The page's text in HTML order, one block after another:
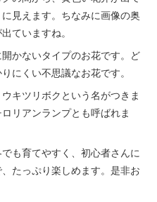
見えます。ちなみに画像の奥
ていますね。
かないタイプのお花です。ど
にくい不思議なお花です。
キツリボクという名がつきま
リアンランプとも呼ばれま
も育てやすく、初心者さんに
たっぷり楽しめます。是非お